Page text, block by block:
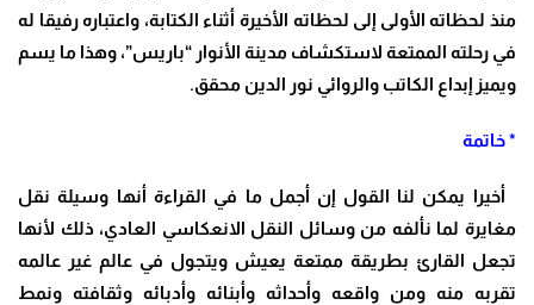
منذ لحظاته الأولى إلى لحظاته الأخيرة أثناء الكتابة، واعتباره رفيقا له
في رحلته الممتعة لاستكشاف مدينة الأنوار “باريس”، وهذا ما يسم
ويميز إبداع الكاتب والروائي نور الدين محقق.
* خاتمة
أخيرا يمكن لنا القول إن أجمل ما في القراءة أنها وسيلة نقل
مغايرة لما نألفه من وسائل النقل الانعكاسي العادي، ذلك لأنها
تجعل القارئ بطريقة ممتعة يعيش ويتجول في عالم غير عالمه
تقربه منه ومن واقعه وأحداثه وأبنائه وأدبائه وثقافته ونمط